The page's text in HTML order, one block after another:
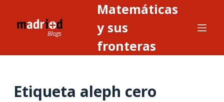
Matemáticas
y sus
fronteras
Etiqueta aleph cero